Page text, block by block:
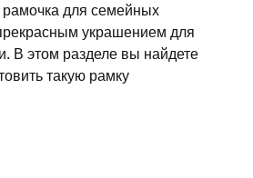
для семейных
украшением для
В этом разделе вы найдете
такую рамку